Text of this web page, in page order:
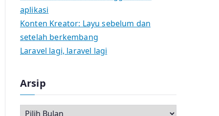
aplikasi
Konten Kreator: Layu sebelum dan
setelah berkembang
Laravel lagi, laravel lagi
Arsip